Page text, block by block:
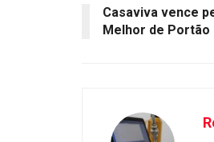
Casaviva vence
Melhor de Portão